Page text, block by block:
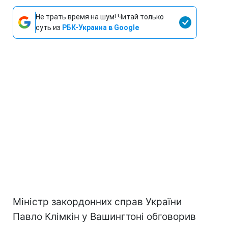
Не трать время на шум! Читай только
суть из РБК-Украина в Google
Міністр закордонних справ України
Павло Клімкін у Вашингтоні обговорив